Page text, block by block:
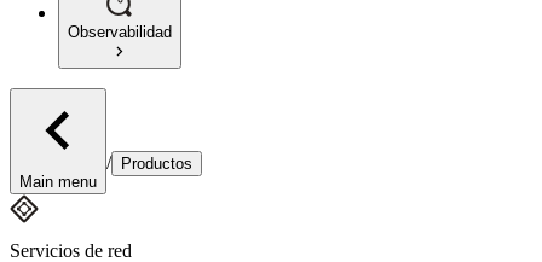
Observabilidad
Main menu
/ Productos
Servicios de red